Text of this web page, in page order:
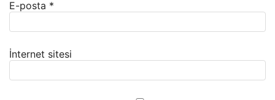
E-posta *
İnternet sitesi